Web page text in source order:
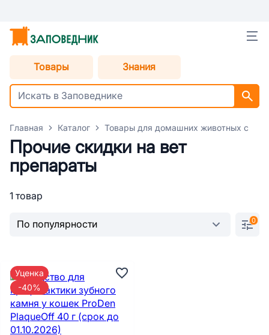
Товары Знания
Главная Каталог Товары для домашних животных с
Прочие скидки на вет
препараты
1 товар
0
Уценка
-40%